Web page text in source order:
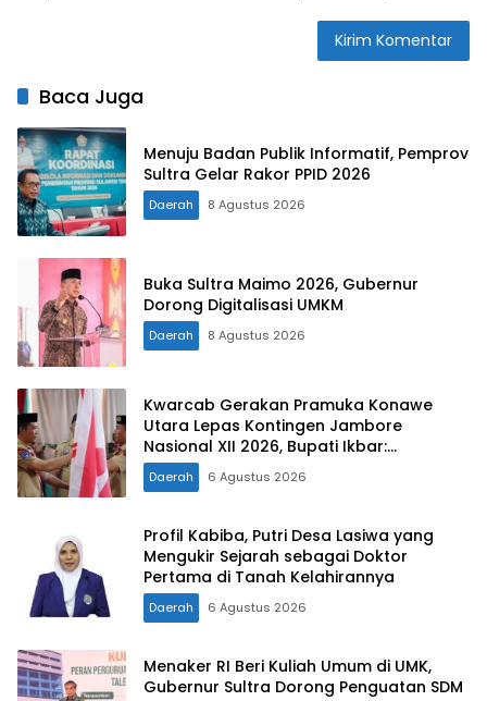
Baca Juga
Menuju Badan Publik Informatif, Pemprov
Sultra Gelar Rakor PPID 2026
Daerah 8 Agustus 2026
Buka Sultra Maimo 2026, Gubernur
Dorong Digitalisasi UMKM
Daerah 8 Agustus 2026
Kwarcab Gerakan Pramuka Konawe
Utara Lepas Kontingen Jambore
Nasional XII 2026, Bupati Ikbar:
Tunjukkan Karakter Generasi Muda
Konut yang Disiplin dan Berprestasi
Daerah 6 Agustus 2026
Profil Kabiba, Putri Desa Lasiwa yang
Mengukir Sejarah sebagai Doktor
Pertama di Tanah Kelahirannya
Daerah 6 Agustus 2026
Menaker RI Beri Kuliah Umum di UMK,
Gubernur Sultra Dorong Penguatan SDM